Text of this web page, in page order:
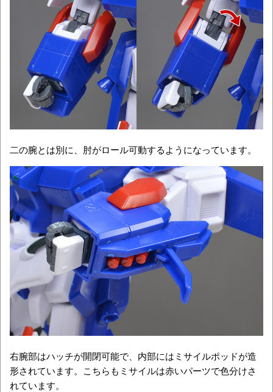
二の腕とは別に、肘がロール可動するようになっています。
右腕部はハッチが開閉可能で、内部にはミサイルポッドが造
形されています。こちらもミサイルは赤いパーツで色分けさ
れています。